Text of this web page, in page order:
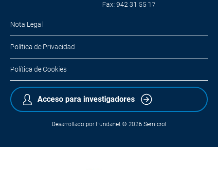
Fax: 942 31 55 17
Nota Legal
Política de Privacidad
Política de Cookies
Acceso para investigadores
Desarrollado por Fundanet © 2026 Semicrol